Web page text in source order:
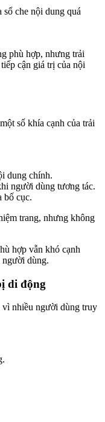
sổ che nội dung quá
phù hợp, nhưng trải
cận giá trị của nội
số khía cạnh của trải
dung chính.
người dùng tương tác.
bố cục.
trang, nhưng không
hợp vẫn khó cạnh
người dùng.
di động
vì nhiều người dùng truy